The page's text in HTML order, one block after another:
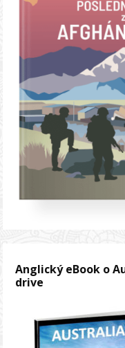
Anglický eBook o
drive